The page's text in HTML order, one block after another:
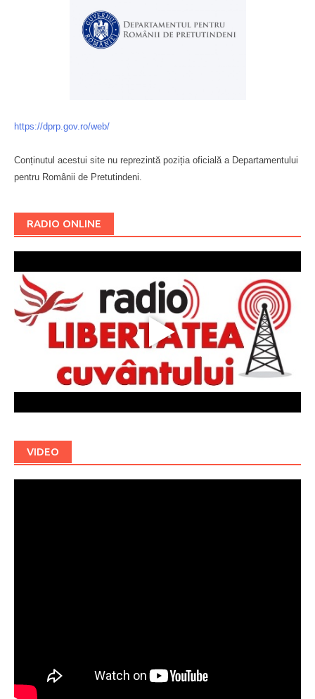
https://dprp.gov.ro/web/
Conținutul acestui site nu reprezintă poziția oficială a Departamentului
pentru Românii de Pretutindeni.
RADIO ONLINE
VIDEO